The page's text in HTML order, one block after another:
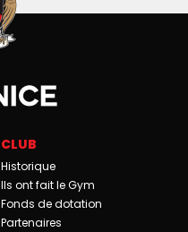
CLUB
Historique
Ils ont fait le Gym
Fonds de dotation
Partenaires